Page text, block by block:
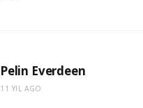
Pelin Everdeen
11 YIL AGO